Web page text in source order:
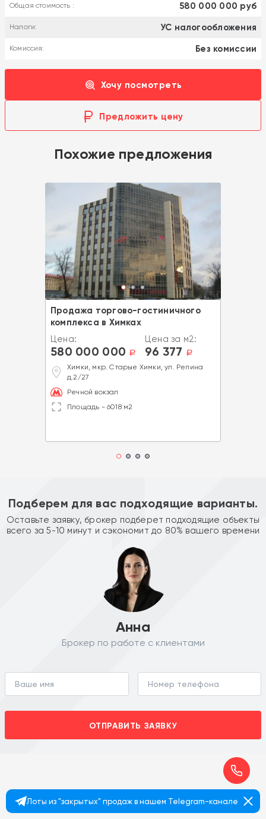
Общая стоимость : 580 000 000 руб
Налоги: УС налогообложения
Комиссия: Без комиссии
Хочу посмотреть
Предложить цену
Похожие предложения
Продажа торгово-гостиничного
комплекса в Химках
Цена:
580 000 000 a
Цена за м2:
96 377 a
Химки, мкр. Старые Химки, ул. Репина
д.2/27
Речной вокзал
Площадь - 6018 м2
Подберем для вас подходящие варианты.
Оставьте заявку, брокер подберет подходящие объекты
всего за 5-10 минут и сэкономит до 80% вашего времени
Анна
Брокер по работе с клиентами
ОТПРАВИТЬ ЗАЯВКУ
Лоты из "закрытых" продаж в нашем Telegram-канале